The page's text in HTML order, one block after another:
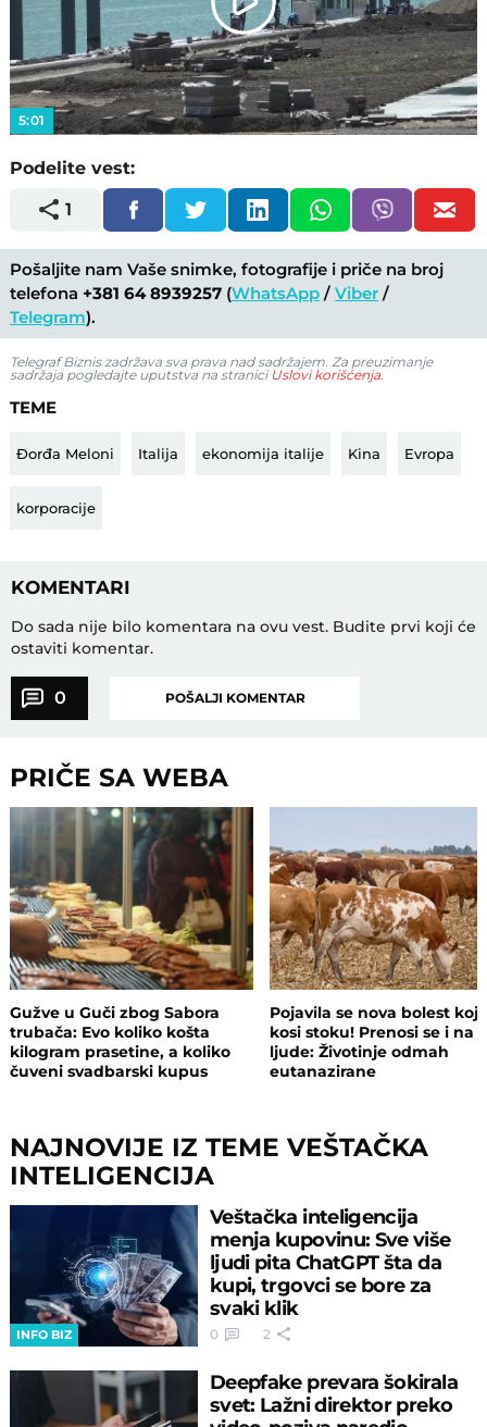
Play
Video
5:01
Podelite vest:
1
Pošaljite nam Vaše snimke, fotografije i priče na broj
telefona +381 64 8939257 (WhatsApp /Viber /
Telegram).
Telegraf Biznis zadržava sva prava nad sadržajem. Za preuzimanje
sadržaja pogledajte uputstva na stranici Uslovi korišćenja
TEME
Đorđa Meloni Italija ekonomija italije Kina Evropa
korporacije
KOMENTARI
Do sada nije bilo komentara na ovu vest. Budite prvi koji će
ostaviti komentar.
0 POŠALJI KOMENTAR
PRIČE SA WEBA
Gužve u Guči zbog Sabora
trubača: Evo koliko košta
kilogram prasetine, a koliko
čuveni svadbarski kupus
Pojavila se nova bolest
kosi stoku! Prenosi se i na
ljude: Životinje odmah
eutanazirane
NAJNOVIJE IZ TEME VEŠTAČKA
INTELIGENCIJA
INFO BIZ
Veštačka inteligencija
menja kupovinu: Sve više
ljudi pita ChatGPT šta da
kupi, trgovci se bore za
svaki klik
0 2
Deepfake prevara šokirala
svet: Lažni direktor preko